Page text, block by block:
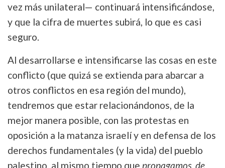
vez más unilateral— continuará intensificándose,
y que la cifra de muertes subirá, lo que es casi
seguro.
Al desarrollarse e intensificarse las cosas en este
conflicto (que quizá se extienda para abarcar a
otros conflictos en esa región del mundo),
tendremos que estar relacionándonos, de la
mejor manera posible, con las protestas en
oposición a la matanza israelí y en defensa de los
derechos fundamentales (y la vida) del pueblo
palestino, al mismo tiempo que propagamos, de